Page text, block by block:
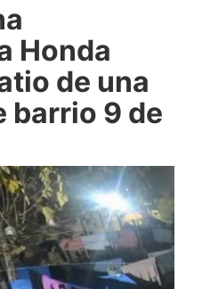
Honda
de una
barrio 9 de